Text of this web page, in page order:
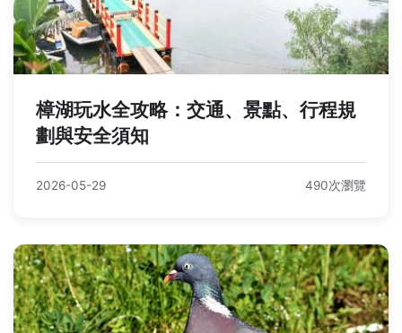
樟湖玩水全攻略：交通、景點、行程規
劃與安全須知
2026-05-29 490次瀏覽